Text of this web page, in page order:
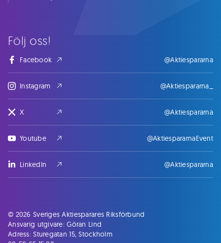
Följ oss!
Facebook @Aktiespararna
Instagram @Aktiespararna_
X @Aktiespararna
Youtube @AktiespararnaEvent
LinkedIn @Aktiespararna
© 2026 Sveriges Aktiesparares Riksförbund
Ansvarig utgivare: Göran Lind
Adress: Sturegatan 15, Stockholm